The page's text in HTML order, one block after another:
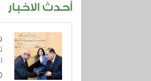
أحدث الاخبار